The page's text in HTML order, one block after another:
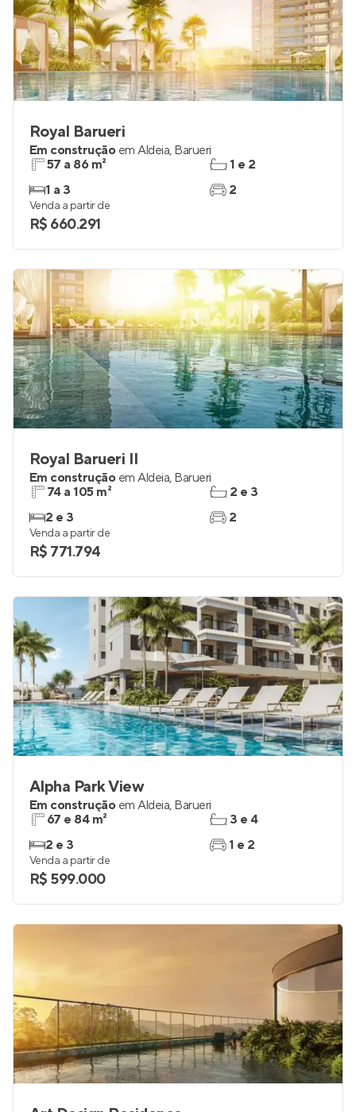
Royal Barueri
Em construção em Aldeia, Barueri
57 a 86 m²
1 a 3
1 e 2
2
Venda a partir de
R$ 660.291
Royal Barueri II
Em construção em Aldeia, Barueri
74 a 105 m²
2 e 3
2 e 3
2
Venda a partir de
R$ 771.794
Alpha Park View
Em construção em Aldeia, Barueri
67 e 84 m²
2 e 3
3 e 4
1 e 2
Venda a partir de
R$ 599.000